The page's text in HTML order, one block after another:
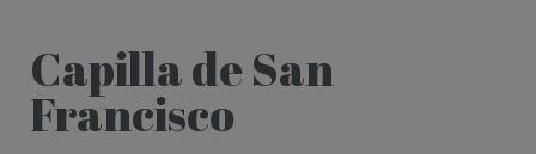
Capilla de San
Francisco